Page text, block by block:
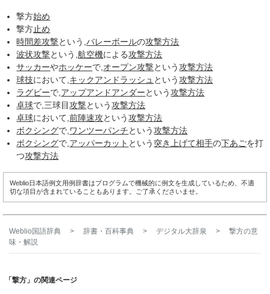
撃方始め
撃方止め
時間差攻撃という,バレーボールの攻撃方法
波状攻撃という,航空機による攻撃方法
サッカーやホッケーで, オープン攻撃という攻撃方法
球技において, キックアンドラッシュ という攻撃方法
ラグビーで, アップアンドアンダーという攻撃方法
卓球で,三球目攻撃という攻撃方法
卓球において,前陣速攻という攻撃方法
ボクシングで, ワンツーパンチという攻撃方法
ボクシングで, アッパーカット という 突き上げて相手の下あごを打
つ攻撃方法
Weblio日本語例文用例辞書はプログラムで機械的に例文を生成しているため、不適
切な項目が含まれていることもあります。ご了承くださいませ。
Weblio国語辞典 > 辞書・百科事典 > デジタル大辞泉 > 撃方の意
味・解説
「撃方」の関連ページ